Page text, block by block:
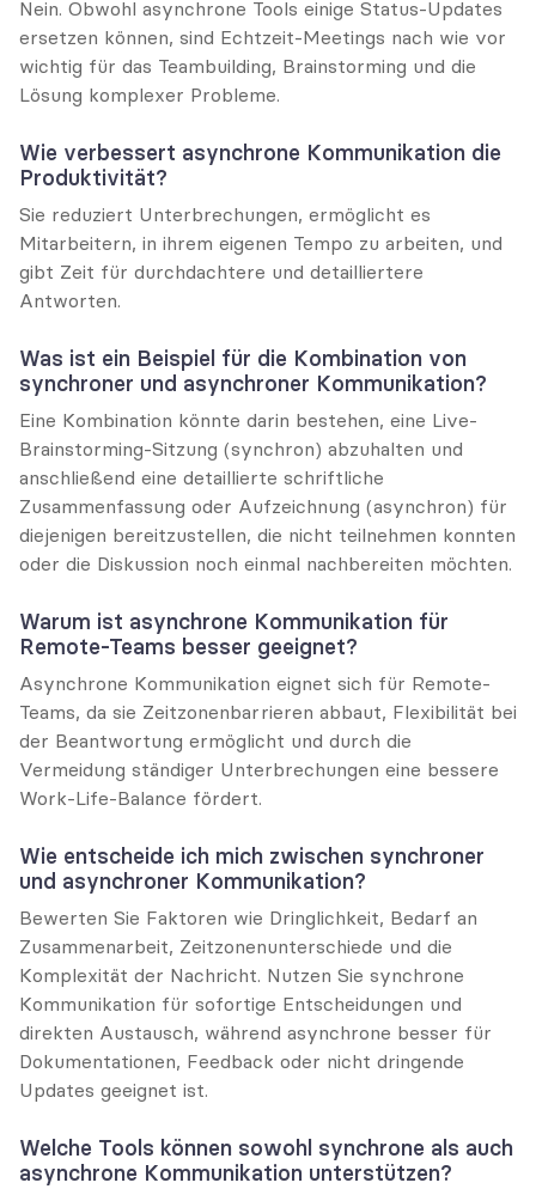
Nein. Obwohl asynchrone Tools einige Status-Updates
ersetzen können, sind Echtzeit-Meetings nach wie vor
wichtig für das Teambuilding, Brainstorming und die
Lösung komplexer Probleme.
Wie verbessert asynchrone Kommunikation die
Produktivität?
Sie reduziert Unterbrechungen, ermöglicht es
Mitarbeitern, in ihrem eigenen Tempo zu arbeiten, und
gibt Zeit für durchdachtere und detailliertere
Antworten.
Was ist ein Beispiel für die Kombination von
synchroner und asynchroner Kommunikation?
Eine Kombination könnte darin bestehen, eine Live-
Brainstorming-Sitzung (synchron) abzuhalten und
anschließend eine detaillierte schriftliche
Zusammenfassung oder Aufzeichnung (asynchron) für
diejenigen bereitzustellen, die nicht teilnehmen konnten
oder die Diskussion noch einmal nachbereiten möchten.
Warum ist asynchrone Kommunikation für
Remote-Teams besser geeignet?
Asynchrone Kommunikation eignet sich für Remote-
Teams, da sie Zeitzonenbarrieren abbaut, Flexibilität bei
der Beantwortung ermöglicht und durch die
Vermeidung ständiger Unterbrechungen eine bessere
Work-Life-Balance fördert.
Wie entscheide ich mich zwischen synchroner
und asynchroner Kommunikation?
Bewerten Sie Faktoren wie Dringlichkeit, Bedarf an
Zusammenarbeit, Zeitzonenunterschiede und die
Komplexität der Nachricht. Nutzen Sie synchrone
Kommunikation für sofortige Entscheidungen und
direkten Austausch, während asynchrone besser für
Dokumentationen, Feedback oder nicht dringende
Updates geeignet ist.
Welche Tools können sowohl synchrone als auch
asynchrone Kommunikation unterstützen?